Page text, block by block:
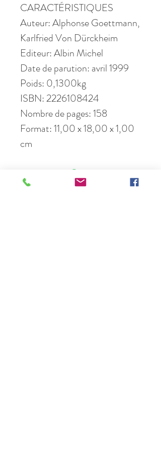
CARACTÉRISTIQUES
Auteur: Alphonse Goettmann,
Karlfried Von Dürckheim
Editeur: Albin Michel
Date de parution: avril 1999
Poids: 0,1300kg
ISBN: 2226108424
Nombre de pages: 158
Format: 11,00 x 18,00 x 1,00
cm